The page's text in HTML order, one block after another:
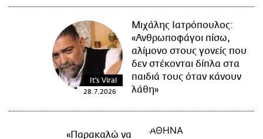
Μιχάλης Ιατρόπουλος:
«Ανθρωποφάγοι πίσω,
αλίμονο στους γονείς που
δεν στέκονται δίπλα στα
παιδιά τους όταν κάνουν
λάθη»
It's Viral
28.7.2026
«Παρακαλώ να